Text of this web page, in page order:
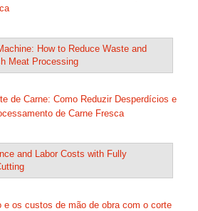
de Carne: Como Reduzir Desperdícios e
de Carne Fresca
e os custos de mão de obra com o corte